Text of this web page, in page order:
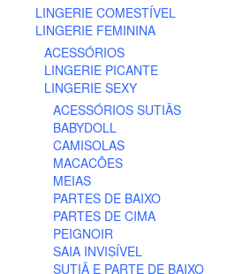
LINGERIE COMESTÍVEL
LINGERIE FEMININA
ACESSÓRIOS
LINGERIE PICANTE
LINGERIE SEXY
ACESSÓRIOS SUTIÃS
BABYDOLL
CAMISOLAS
MACACÕES
MEIAS
PARTES DE BAIXO
PARTES DE CIMA
PEIGNOIR
SAIA INVISÍVEL
SUTIÃ E PARTE DE BAIXO